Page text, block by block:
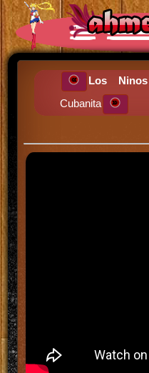
Los
Cubanita